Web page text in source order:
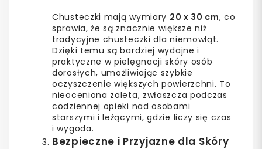
Chusteczki mają wymiary 20 x 30 cm, co
sprawia, że są znacznie większe niż
tradycyjne chusteczki dla niemowląt.
Dzięki temu są bardziej wydajne i
praktyczne w pielęgnacji skóry osób
dorosłych, umożliwiając szybkie
oczyszczenie większych powierzchni. To
nieoceniona zaleta, zwłaszcza podczas
codziennej opieki nad osobami
starszymi i leżącymi, gdzie liczy się czas
i wygoda.
Bezpieczne i Przyjazne dla Skóry